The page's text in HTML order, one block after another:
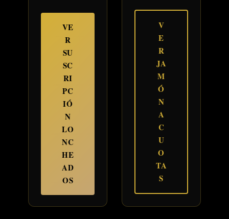
VE
R
SU
SC
RI
PC
IÓ
N
LO
NC
HE
AD
OS
V
E
R
JA
M
Ó
N
A
C
U
O
TA
S